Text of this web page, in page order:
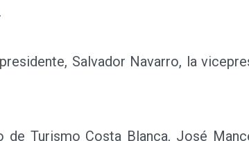
Salvador Navarro, la
Turismo Costa Blanca, José